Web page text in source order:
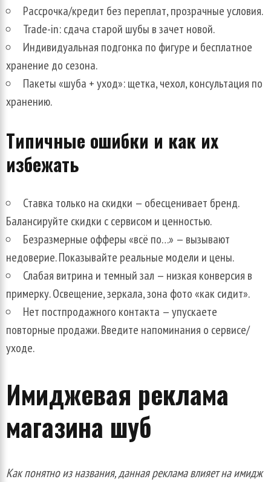
Рассрочка/кредит без переплат, прозрачные условия.
Trade-in: сдача старой шубы в зачет новой.
Индивидуальная подгонка по фигуре и бесплатное
хранение до сезона.
Пакеты «шуба + уход»: щетка, чехол, консультация по
хранению.
Типичные ошибки и как их
избежать
Ставка только на скидки — обесценивает бренд.
Балансируйте скидки с сервисом и ценностью.
Безразмерные офферы «всё по…» — вызывают
недоверие. Показывайте реальные модели и цены.
Слабая витрина и темный зал — низкая конверсия в
примерку. Освещение, зеркала, зона фото «как сидит».
Нет постпродажного контакта — упускаете
повторные продажи. Введите напоминания о сервисе/
уходе.
Имиджевая реклама
магазина шуб
Как понятно из названия, данная реклама влияет на имидж